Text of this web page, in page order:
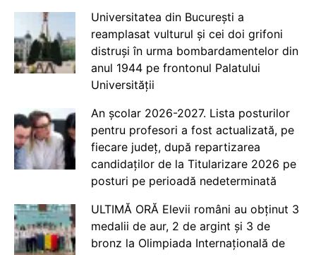
Universitatea din București a
reamplasat vulturul și cei doi grifoni
distruși în urma bombardamentelor din
anul 1944 pe frontonul Palatului
Universității
An școlar 2026-2027. Lista posturilor
pentru profesori a fost actualizată, pe
fiecare județ, după repartizarea
candidaților de la Titularizare 2026 pe
posturi pe perioadă nedeterminată
ULTIMĂ ORĂ Elevii români au obținut 3
medalii de aur, 2 de argint și 3 de
bronz la Olimpiada Internațională de